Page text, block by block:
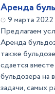
Аренда
9 марта 2022
Предлагаем
Аренда
также
сдается
бульдозера на
задачи, самых